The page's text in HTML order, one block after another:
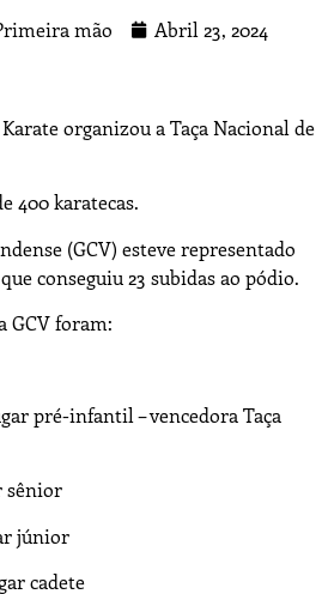
mão
Abril 23, 2024
organizou a Taça Nacional de
400 karatecas.
(GCV) esteve representado
conseguiu 23 subidas ao pódio.
GCV foram:
pré-infantil – vencedora Taça
sênior
júnior
cadete